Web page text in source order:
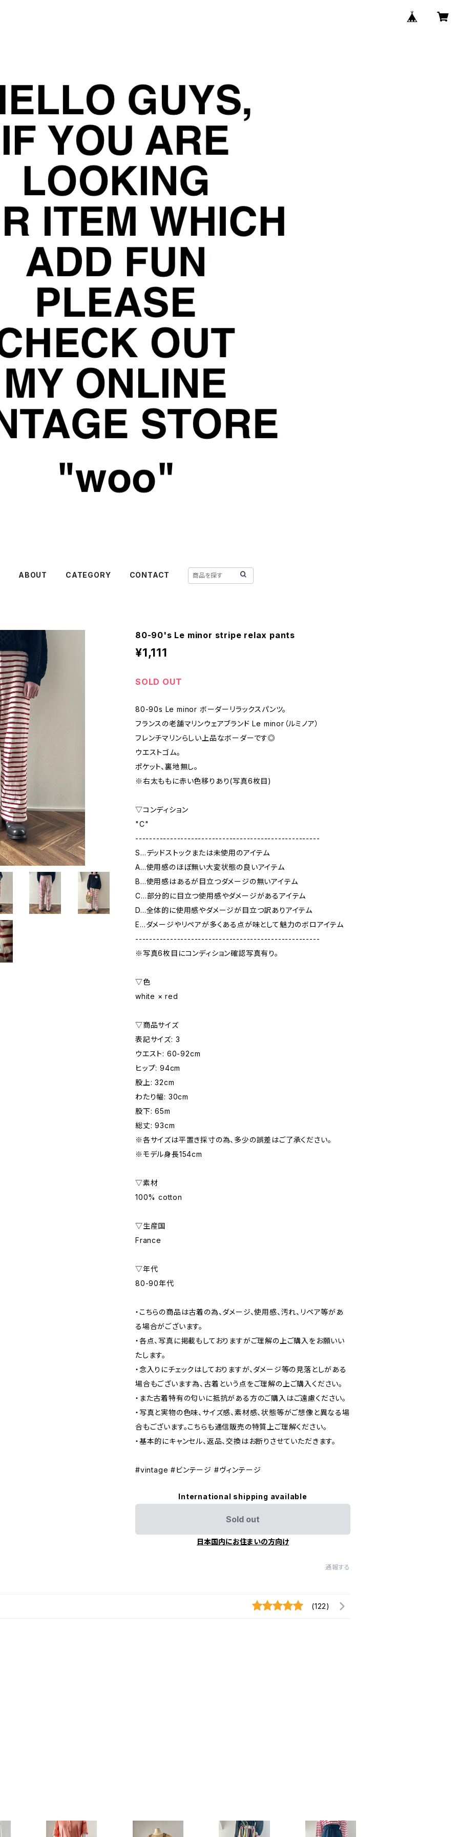
ABOUT CATEGORY CONTACT
80-90's Le minor stripe relax pants
¥1,111
SOLD OUT
80-90s Le minor ボーダーリラックスパンツ。
フランスの老舗マリンウェアブランド Le minor（ルミノア）
フレンチマリンらしい上品なボーダーです◎
ウエストゴム。
ポケット、裏地無し。
※右太ももに赤い色移りあり(写真6枚目)
▽コンディション
"C"
-----------------------------------------------------
S…デッドストックまたは未使用のアイテム
A…使用感のほぼ無い大変状態の良いアイテム
B…使用感はあるが目立つダメージの無いアイテム
C…部分的に目立つ使用感やダメージがあるアイテム
D…全体的に使用感やダメージが目立つ訳ありアイテム
E…ダメージやリペアが多くある点が味として魅力のボロアイテム
-----------------------------------------------------
※写真6枚目にコンディション確認写真有り。
▽色
white × red
▽商品サイズ
表記サイズ: 3
ウエスト: 60-92cm
ヒップ: 94cm
股上: 32cm
わたり幅: 30cm
股下: 65m
総丈: 93cm
※各サイズは平置き採寸の為、多少の誤差はご了承ください。
※モデル身長154cm
▽素材
100% cotton
▽生産国
France
▽年代
80-90年代
・こちらの商品は古着の為、ダメージ、使用感、汚れ、リペア等があ
る場合がございます。
・各点、写真に掲載もしておりますがご理解の上ご購入をお願いい
たします。
・念入りにチェックはしておりますが、ダメージ等の見落としがある
場合もございます為、古着という点をご理解の上ご購入ください。
・また古着特有の匂いに抵抗がある方のご購入はご遠慮ください。
・写真と実物の色味、サイズ感、素材感、状態等がご想像と異なる場
合もございます。こちらも通信販売の特質上ご理解ください。
・基本的にキャンセル、返品、交換はお断りさせていただきます。
#vintage #ビンテージ #ヴィンテージ
International shipping available
Sold out
日本国内にお住まいの方向け
通報する
(122)